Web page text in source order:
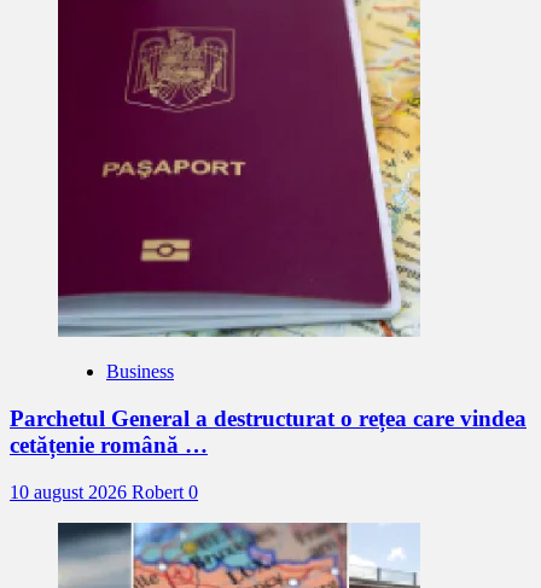
Business
Parchetul General a destructurat o rețea care vindea
cetățenie română …
10 august 2026 Robert 0